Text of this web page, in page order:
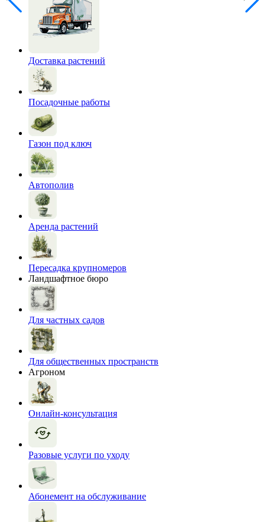
Доставка растений
Посадочные работы
Газон под ключ
Автополив
Аренда растений
Пересадка крупномеров
Ландшафтное бюро
Для частных садов
Для общественных пространств
Агроном
Онлайн-консультация
Разовые услуги по уходу
Абонемент на обслуживание